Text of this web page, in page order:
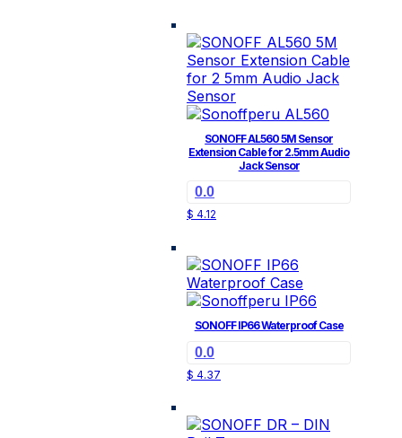
múltiples
variantes.
Las
opciones
se
pueden
elegir
en
SONOFF AL560 5M Sensor
Extension Cable for 2.5mm Audio
Jack Sensor
0.0
$ 4.12
SONOFF IP66 Waterproof Case
0.0
$ 4.37